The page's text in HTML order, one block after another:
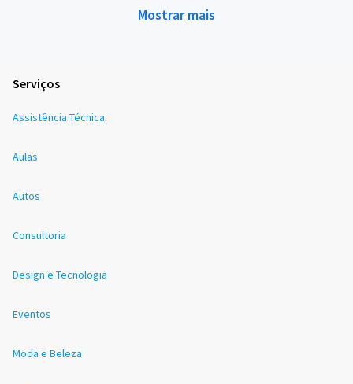
Mostrar mais
Serviços
Assistência Técnica
Aulas
Autos
Consultoria
Design e Tecnologia
Eventos
Moda e Beleza